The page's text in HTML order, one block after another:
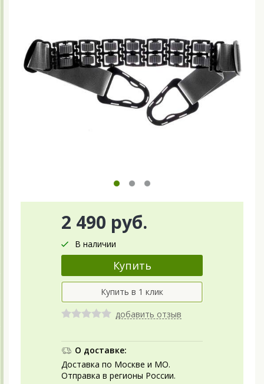
2 490 руб.
В наличии
добавить отзыв
О доставке:
Доставка по Москве и МО.
Отправка в регионы России.